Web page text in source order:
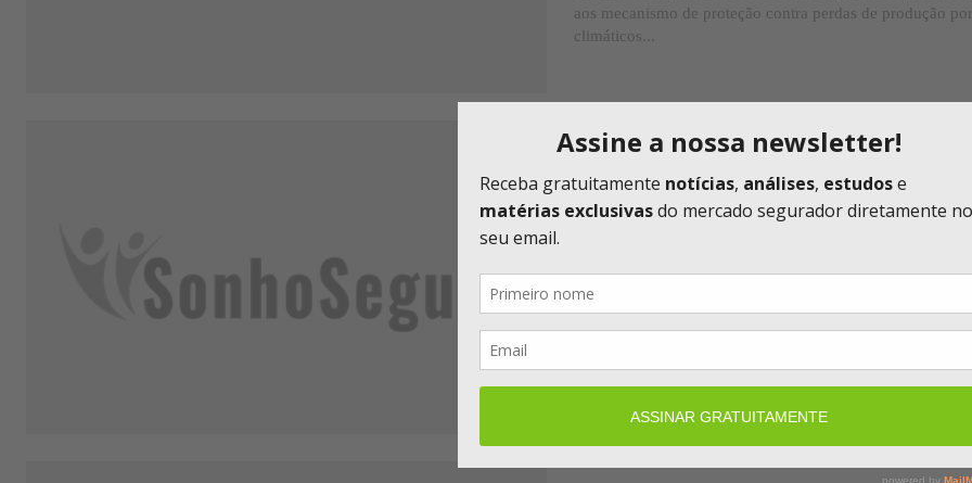
aos mecanismo de proteção contra perdas de produção
climáticos...
Fundacion Mapfre divulga
Denise Bueno - 03/07/2012 11:19
A Allianz é a maior seguradora não vida da Europa no
brutos emitidos em 2011, seguida por Axa, Zurich,